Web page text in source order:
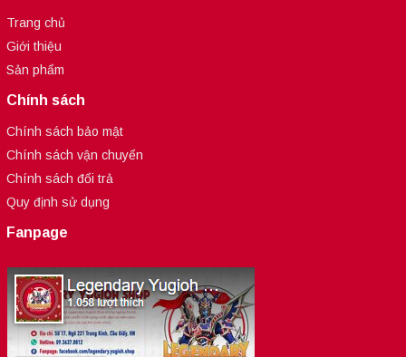
Trang chủ
Giới thiệu
Sản phẩm
Chính sách
Chính sách bảo mật
Chính sách vận chuyển
Chính sách đổi trả
Quy định sử dụng
Fanpage